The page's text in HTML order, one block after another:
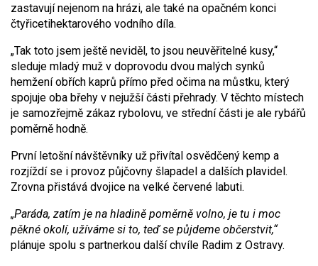
zastavují nejenom na hrázi, ale také na opačném konci
čtyřicetihektarového vodního díla.
„Tak toto jsem ještě neviděl, to jsou neuvěřitelné kusy,“
sleduje mladý muž v doprovodu dvou malých synků
hemžení obřích kaprů přímo před očima na můstku, který
spojuje oba břehy v nejužší části přehrady. V těchto místech
je samozřejmě zákaz rybolovu, ve střední části je ale rybářů
poměrně hodně.
První letošní návštěvníky už přivítal osvědčený kemp a
rozjíždí se i provoz půjčovny šlapadel a dalších plavidel.
Zrovna přistává dvojice na velké červené labuti.
„Paráda, zatím je na hladině poměrně volno, je tu i moc
pěkné okolí, užíváme si to, teď se půjdeme občerstvit,“
plánuje spolu s partnerkou další chvíle Radim z Ostravy.